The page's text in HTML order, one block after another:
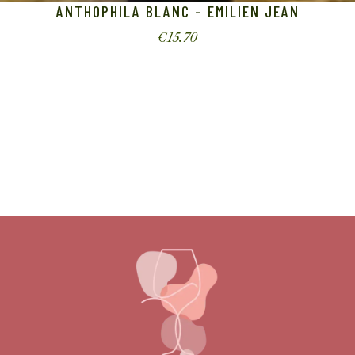
ANTHOPHILA BLANC – EMILIEN JEAN
€15.70